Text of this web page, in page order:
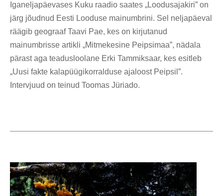
Iganeljapäevases Kuku raadio saates „Loodusajakiri” on
järg jõudnud Eesti Looduse mainumbrini. Sel neljapäeval
räägib geograaf Taavi Pae, kes on kirjutanud
mainumbrisse artikli „Mitmekesine Peipsimaa”, nädala
pärast aga teadusloolane Erki Tammiksaar, kes esitleb
„Uusi fakte kalapüügikorralduse ajaloost Peipsil”.
Intervjuud on teinud Toomas Jüriado.